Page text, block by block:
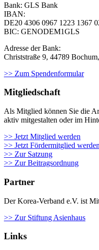
Bank: GLS Bank
IBAN:
DE20 4306 0967 1223 1367
BIC: GENODEM1GLS
Adresse der Bank:
Christstraße 9, 44789
>> Zum Spendenformular
Mitgliedschaft
Als Mit­glied kön­nen Sie die
aktiv mit­ge­stal­ten oder im
>> Jetzt Mitglied werden
>> Jetzt Fördermitglied werden
>> Zur Satzung
>> Zur Beitragsordnung
Partner
Der Korea-Verband e.V. ist
>> Zur Stiftung Asienhaus
Links